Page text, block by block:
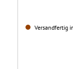
Versandfertig